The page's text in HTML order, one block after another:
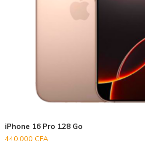
iPhone 16 Pro 128 Go
440.000 CFA